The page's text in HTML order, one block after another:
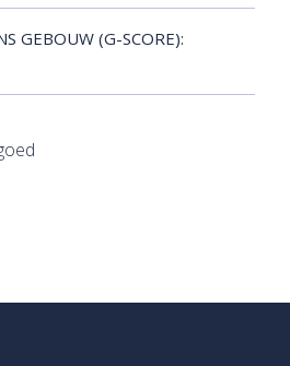
GEBOUW (G-SCORE):